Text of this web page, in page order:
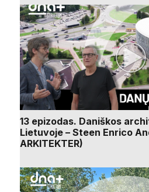
13 epizodas. Daniškos
Lietuvoje – Steen Enrico
ARKITEKTER)